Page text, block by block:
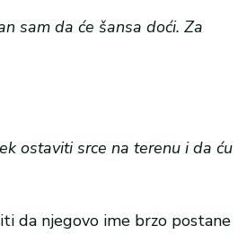
sam da će šansa doći. Za
ostaviti srce na terenu i da ću
da njegovo ime brzo postane